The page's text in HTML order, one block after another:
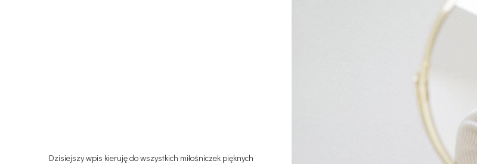
Dzisiejszy wpis kieruję do wszystkich miłośniczek pięknych